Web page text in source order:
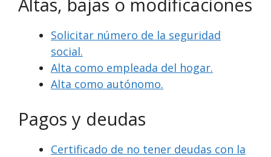
Solicitar número de la seguridad
social.
Alta como empleada del hogar.
Alta como autónomo.
Pagos y deudas
Certificado de no tener deudas con la